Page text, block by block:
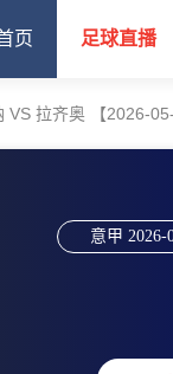
页 足球直播
VS 拉齐奥 【2026-
意甲 2026-